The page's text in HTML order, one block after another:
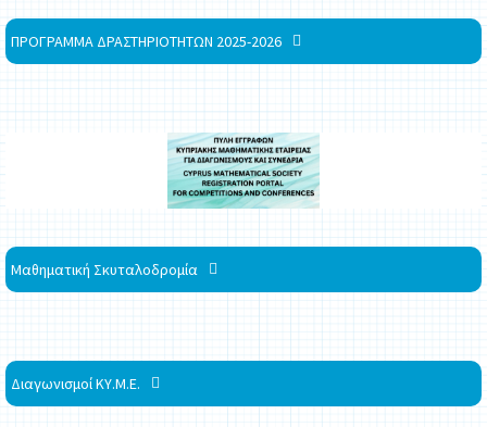
ΠΡΟΓΡΑΜΜΑ ΔΡΑΣΤΗΡΙΟΤΗΤΩΝ 2025-2026
Μαθηματική Σκυταλοδρομία
Διαγωνισμοί ΚΥ.Μ.Ε.